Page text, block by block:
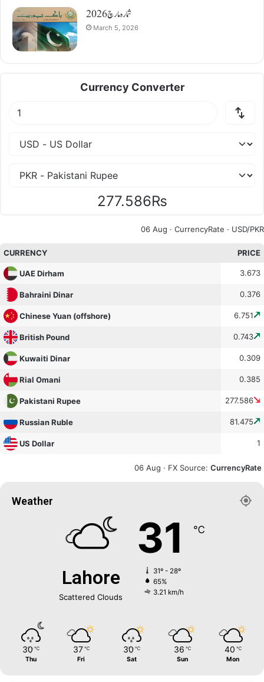
شمارہ مارچ 2026
March 5, 2026
Currency Converter
277.586₨
06 Aug · CurrencyRate · USD/PKR
CURRENCY PRICE
UAE Dirham 3.673
Bahraini Dinar 0.376
Chinese Yuan (offshore) 6.751
British Pound 0.743
Kuwaiti Dinar 0.309
Rial Omani 0.385
Pakistani Rupee 277.586
Russian Ruble 81.475
US Dollar 1
06 Aug · FX Source: CurrencyRate
Weather
Lahore
Scattered Clouds
31 ℃
31º - 28º
65%
3.21 km/h
30 ℃
Thu
37 ℃
Fri
30 ℃
Sat
36 ℃
Sun
40 ℃
Mon